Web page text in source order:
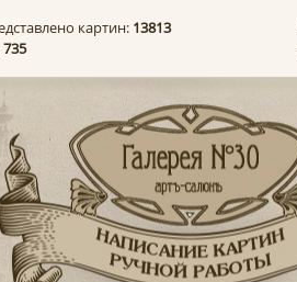
картин: 13813
735